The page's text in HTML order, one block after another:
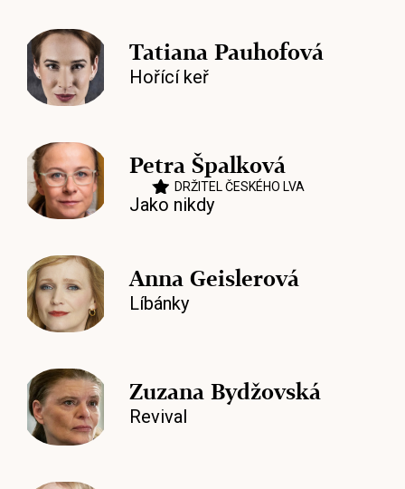
Tatiana Pauhofová
Hořící keř
Petra Špalková
DRŽITEL ČESKÉHO LVA
Jako nikdy
Anna Geislerová
Líbánky
Zuzana Bydžovská
Revival